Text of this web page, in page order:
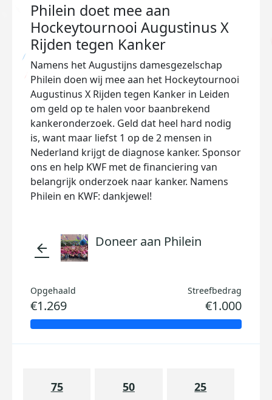
Philein doet mee aan
Hockeytournooi Augustinus X
Rijden tegen Kanker
Namens het Augustijns damesgezelschap
Philein doen wij mee aan het Hockeytournooi
Augustinus X Rijden tegen Kanker in Leiden
om geld op te halen voor baanbrekend
kankeronderzoek. Geld dat heel hard nodig
is, want maar liefst 1 op de 2 mensen in
Nederland krijgt de diagnose kanker. Sponsor
ons en help KWF met de financiering van
belangrijk onderzoek naar kanker. Namens
Philein en KWF: dankjewel!
arrow_back Doneer aan Philein
Opgehaald
€1.269
Streefbedrag
€1.000
75 50 25